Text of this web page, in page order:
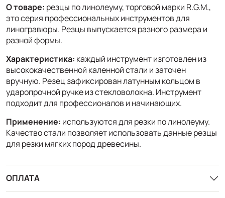
О товаре: резцы по линолеуму, торговой марки R.G.M.,
это серия профессиональных инструментов для
линогравюры. Резцы выпускается разного размера и
разной формы.
Характеристика: каждый инструмент изготовлен из
высококачественной каленной стали и заточен
вручную. Резец зафиксирован латунным кольцом в
ударопрочной ручке из стекловолокна. Инструмент
подходит для профессионалов и начинающих.
Применение: используются для резки по линолеуму.
Качество стали позволяет использовать данные резцы
для резки мягких пород древесины.
ОПЛАТА